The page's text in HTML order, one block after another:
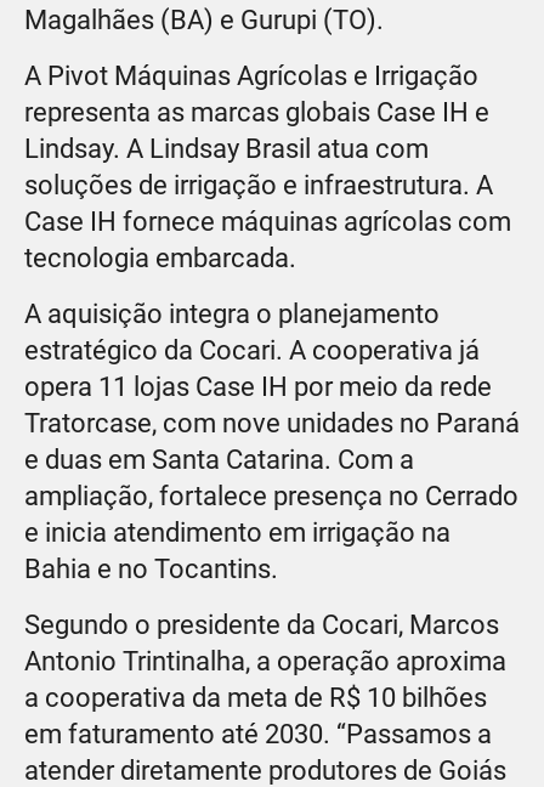
Magalhães (BA) e Gurupi (TO).
A Pivot Máquinas Agrícolas e Irrigação
representa as marcas globais Case IH e
Lindsay. A Lindsay Brasil atua com
soluções de irrigação e infraestrutura. A
Case IH fornece máquinas agrícolas com
tecnologia embarcada.
A aquisição integra o planejamento
estratégico da Cocari. A cooperativa já
opera 11 lojas Case IH por meio da rede
Tratorcase, com nove unidades no Paraná
e duas em Santa Catarina. Com a
ampliação, fortalece presença no Cerrado
e inicia atendimento em irrigação na
Bahia e no Tocantins.
Segundo o presidente da Cocari, Marcos
Antonio Trintinalha, a operação aproxima
a cooperativa da meta de R$ 10 bilhões
em faturamento até 2030. “Passamos a
atender diretamente produtores de Goiás